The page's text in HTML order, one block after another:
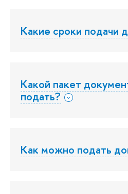
Какие сроки подачи
Какой пакет
подать?
Как можно подать